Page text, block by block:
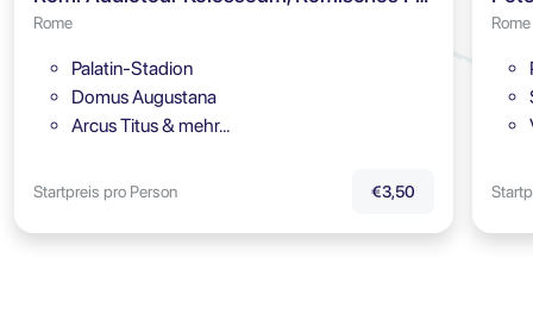
Rome
Palatin-Stadion
Domus Augustana
Arcus Titus & mehr…
Startpreis pro Person €3,50
Rome